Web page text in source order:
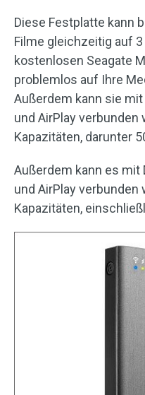
Diese Festplatte kann
Filme gleichzeitig auf
kostenlosen Seagate
problemlos auf Ihre
Außerdem kann sie mit
und AirPlay verbunden
Kapazitäten, darunter
Außerdem kann es mit
und AirPlay verbunden
Kapazitäten,